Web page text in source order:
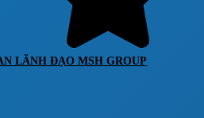
LÃNH ĐẠO MSH GROUP